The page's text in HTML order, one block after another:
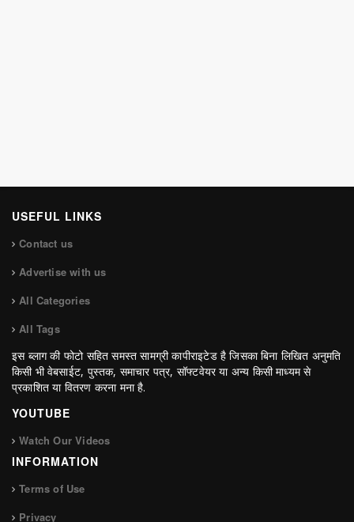
USEFUL LINKS
Contact us
Advertise with us
All Categories
All Tags
इस ब्लाग की फोटो सहित समस्त सामग्री कापीराइटेड है जिसका बिना लिखित अनुमति
किसी भी वेबसाईट, पुस्तक, समाचार पत्र, सॉफ्टवेयर या अन्य किसी माध्यम से
प्रकाशित या वितरण करना मना है.
YOUTUBE
Watch Our Videos
INFORMATION
Terms of Use
Privacy